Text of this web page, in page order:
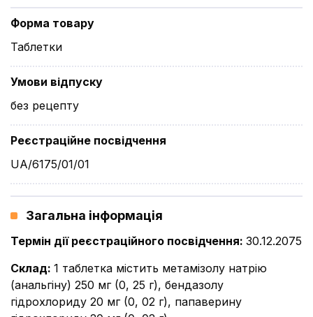
Форма товару
Таблетки
Умови відпуску
без рецепту
Реєстраційне посвідчення
UA/6175/01/01
Загальна інформація
Термін дії реєстраційного посвідчення: 30.12.2075
Склад: 1 таблетка містить метамізолу натрію
(анальгіну) 250 мг (0, 25 г), бендазолу
гідрохлориду 20 мг (0, 02 г), папаверину